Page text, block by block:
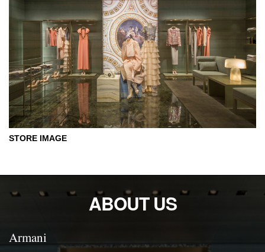
STORE IMAGE
ABOUT US
Armani